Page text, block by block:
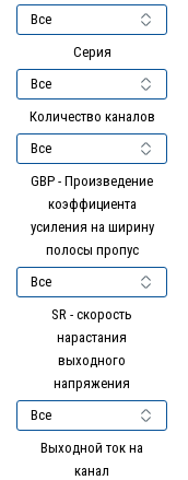
Серия
Количество каналов
GBP - Произведение
коэффициента
усиления на ширину
полосы пропус
SR - скорость
нарастания
выходного
напряжения
Выходной ток на
канал